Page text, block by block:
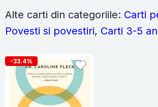
Alte carti din categoriile: Carti
Povesti si povestiri, Carti 3-5
-33.4%